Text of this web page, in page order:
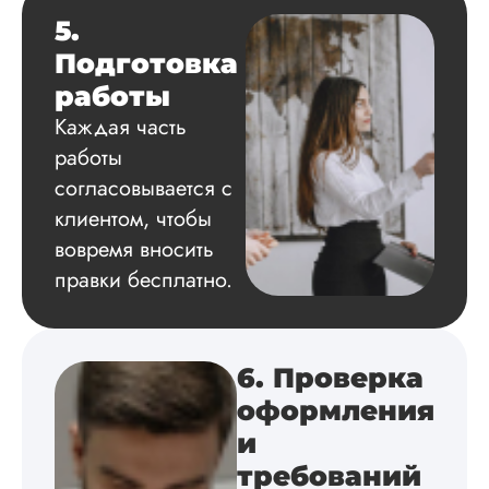
Дата:
2024-04-29
Магистерскую
диссертацию по
философии
на твердую 5.
Грамотно
структуру, список
литературы,
приложения,
поставили ссылки
все
литературные
Уникальность
на одном дыхании.
Евгений
5.
Подготовка
работы
Каждая часть
работы
согласовывается с
клиентом, чтобы
вовремя вносить
правки бесплатно.
6. Проверка
оформления
и
требований